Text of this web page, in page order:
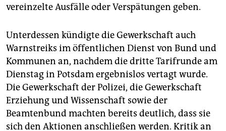
veranstaltungen
shop
fragen & hilfe
unterstützen
abo
genossenschaft
epaper login
vereinzelte Ausfälle oder Verspätungen geben.
Unterdessen kündigte die Gewerkschaft auch
Warnstreiks im öffentlichen Dienst von Bund und
Kommunen an, nachdem die dritte Tarifrunde am
Dienstag in Potsdam ergebnislos vertagt wurde.
Die Gewerkschaft der Polizei, die Gewerkschaft
Erziehung und Wissenschaft sowie der
Beamtenbund machten bereits deutlich, dass sie
sich den Aktionen anschließen werden. Kritik an